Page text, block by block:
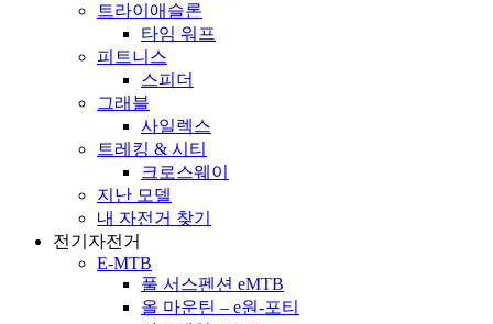
트라이애슬론
타임 워프
피트니스
스피더
그래블
사일렉스
트레킹 & 시티
크로스웨이
지난 모델
내 자전거 찾기
전기자전거
E-MTB
풀 서스펜션 eMTB
올 마운틴 – e원-포티